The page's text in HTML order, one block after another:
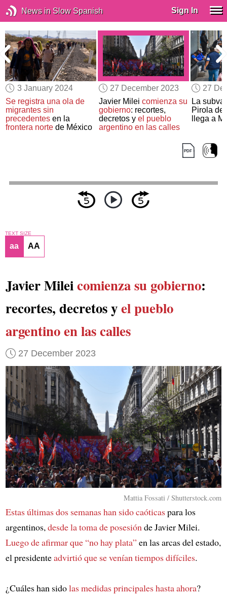
News in Slow Spanish Sign In
3 January 2024
Se registra una ola de
migrantes sin
precedentes en la
frontera norte de México
27 December 2023
Javier Milei comienza su
gobierno: recortes,
decretos y el pueblo
argentino en las calles
27
La
Pirola
llega a
TEXT SIZE
aa AA
Javier Mileicomienza su gobierno:
recortes, decretos yel pueblo
argentino en las calles
27 December 2023
Mattia Fossati / Shutterstock.com
Estas últimas dos semanas han sido caóticaspara los
argentinos,desde la toma de posesiónde Javier Milei.
Luego de afirmar que “no hay plata” en las arcas del estado,
el presidenteadvirtió que se venían tiempos difíciles.
¿Cuáles han sidolas medidas principales hasta ahora?